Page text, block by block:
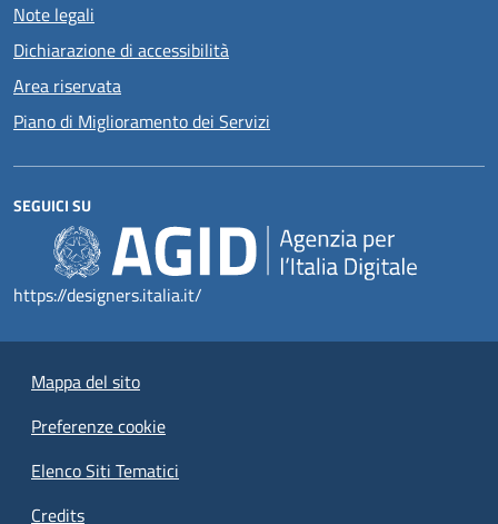
Note legali
Dichiarazione di accessibilità
Area riservata
Piano di Miglioramento dei Servizi
SEGUICI SU
https://designers.italia.it/
Mappa del sito
Preferenze cookie
Elenco Siti Tematici
Credits